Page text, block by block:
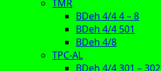
TMR
BDeh 4/4 4 – 8
BDeh 4/4 501
BDeh 4/8
TPC-AL
BDeh 4/4 301 – 302